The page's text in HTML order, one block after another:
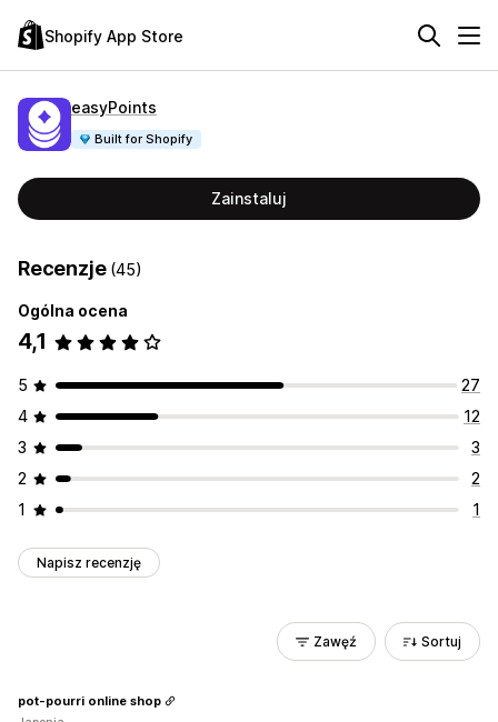
Shopify App Store
easyPoints
Built for Shopify
Zainstaluj
Recenzje (45)
Ogólna ocena
4,1
5
27
4
12
3
3
2
2
1
1
Napisz recenzję
Zawęź Sortuj
pot-pourri online shop